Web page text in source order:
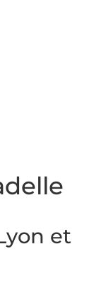
et